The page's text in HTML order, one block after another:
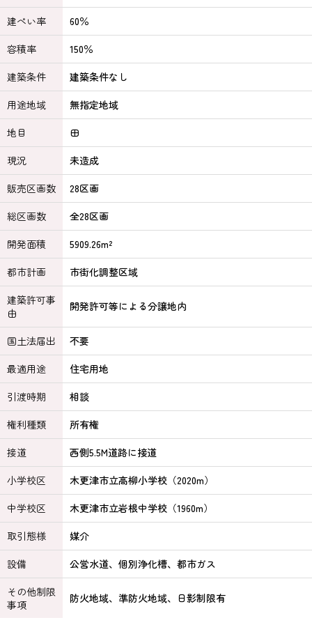
建ぺい率
60％
容積率
150％
建築条件
建築条件なし
用途地域
無指定地域
地目
田
現況
未造成
販売区画数
28区画
総区画数
全28区画
開発面積
5909.26m²
都市計画
市街化調整区域
建築許可事
由
開発許可等による分譲地内
国土法届出
不要
最適用途
住宅用地
引渡時期
相談
権利種類
所有権
接道
西側5.5M道路に接道
小学校区
木更津市立高柳小学校（2020m）
中学校区
木更津市立岩根中学校（1960m）
取引態様
媒介
設備
公営水道、個別浄化槽、都市ガス
その他制限
事項
防火地域、準防火地域、日影制限有